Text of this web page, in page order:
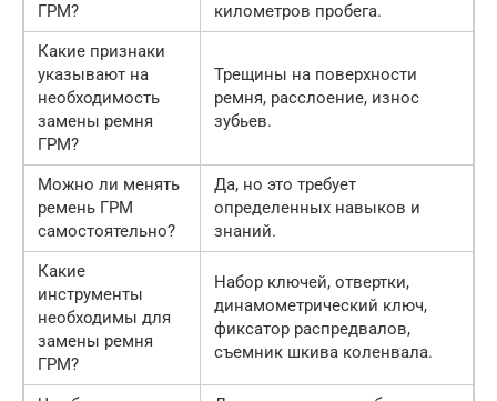
ГРМ?
километров пробега.
Какие признаки
указывают на
необходимость
замены ремня
ГРМ?
Трещины на поверхности
ремня, расслоение, износ
зубьев.
Можно ли менять
ремень ГРМ
самостоятельно?
Да, но это требует
определенных навыков и
знаний.
Какие
инструменты
необходимы для
замены ремня
ГРМ?
Набор ключей, отвертки,
динамометрический ключ,
фиксатор распредвалов,
съемник шкива коленвала.